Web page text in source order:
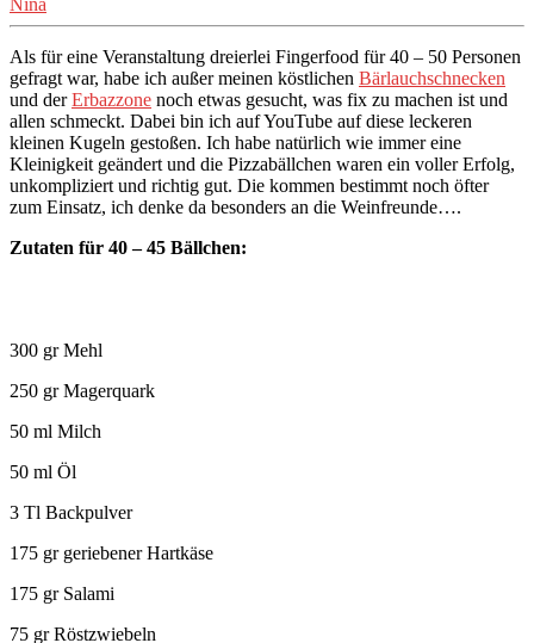
Als für eine Veranstaltung dreierlei Fingerfood für 40 – 50 Personen
gefragt war, habe ich außer meinen köstlichen Bärlauchschnecken
und derErbazzone noch etwas gesucht, was fix zu machen ist und
allen schmeckt. Dabei bin ich auf YouTube auf diese leckeren
kleinen Kugeln gestoßen. Ich habe natürlich wie immer eine
Kleinigkeit geändert und die Pizzabällchen waren ein voller Erfolg,
unkompliziert und richtig gut. Die kommen bestimmt noch öfter
zum Einsatz, ich denke da besonders an die Weinfreunde….
Zutaten für 40 – 45 Bällchen:
300 gr Mehl
250 gr Magerquark
50 ml Milch
50 ml Öl
3 Tl Backpulver
175 gr geriebener Hartkäse
175 gr Salami
75 gr Röstzwiebeln